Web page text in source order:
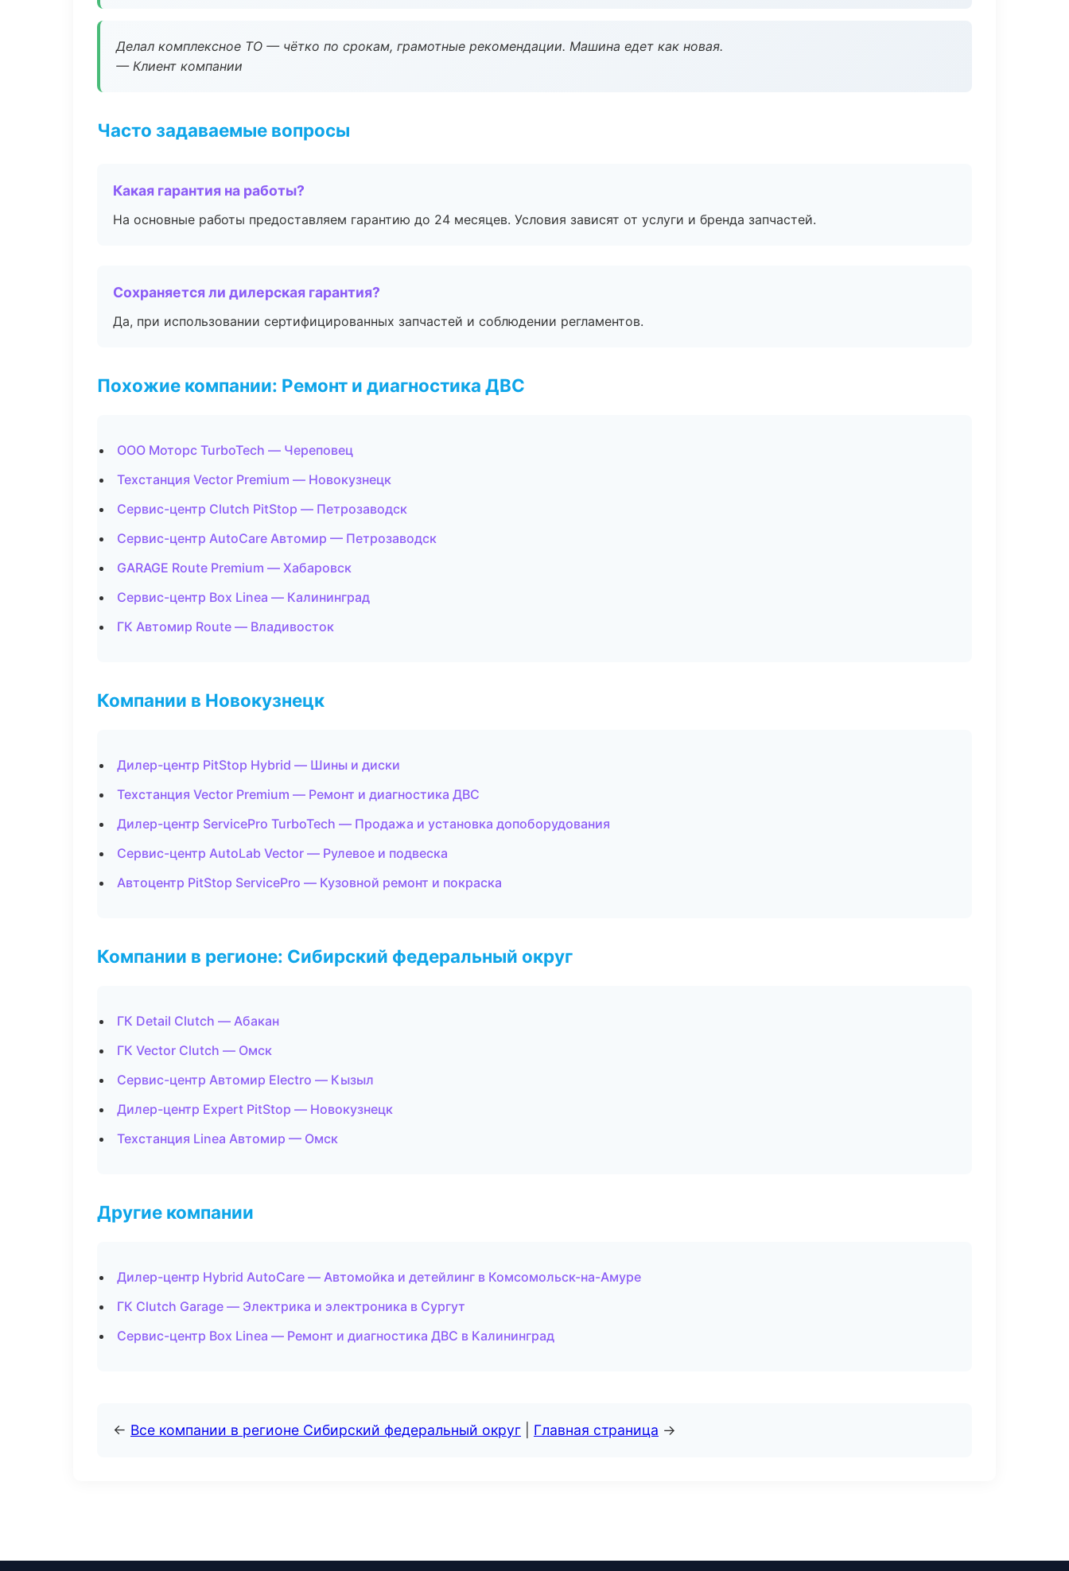
Делал комплексное ТО — чётко по срокам, грамотные рекомендации. Машина едет как новая.
— Клиент компании
Часто задаваемые вопросы
Какая гарантия на работы?
На основные работы предоставляем гарантию до 24 месяцев. Условия зависят от услуги и бренда запчастей.
Сохраняется ли дилерская гарантия?
Да, при использовании сертифицированных запчастей и соблюдении регламентов.
Похожие компании: Ремонт и диагностика ДВС
ООО Моторс TurboTech — Череповец
Техстанция Vector Premium — Новокузнецк
Сервис-центр Clutch PitStop — Петрозаводск
Сервис-центр AutoCare Автомир — Петрозаводск
GARAGE Route Premium — Хабаровск
Сервис-центр Box Linea — Калининград
ГК Автомир Route — Владивосток
Компании в Новокузнецк
Дилер-центр PitStop Hybrid — Шины и диски
Техстанция Vector Premium — Ремонт и диагностика ДВС
Дилер-центр ServicePro TurboTech — Продажа и установка допоборудования
Сервис-центр AutoLab Vector — Рулевое и подвеска
Автоцентр PitStop ServicePro — Кузовной ремонт и покраска
Компании в регионе: Сибирский федеральный округ
ГК Detail Clutch — Абакан
ГК Vector Clutch — Омск
Сервис-центр Автомир Electro — Кызыл
Дилер-центр Expert PitStop — Новокузнецк
Техстанция Linea Автомир — Омск
Другие компании
Дилер-центр Hybrid AutoCare — Автомойка и детейлинг в Комсомольск-на-Амуре
ГК Clutch Garage — Электрика и электроника в Сургут
Сервис-центр Box Linea — Ремонт и диагностика ДВС в Калининград
← Все компании в регионе Сибирский федеральный округ Главная страница →